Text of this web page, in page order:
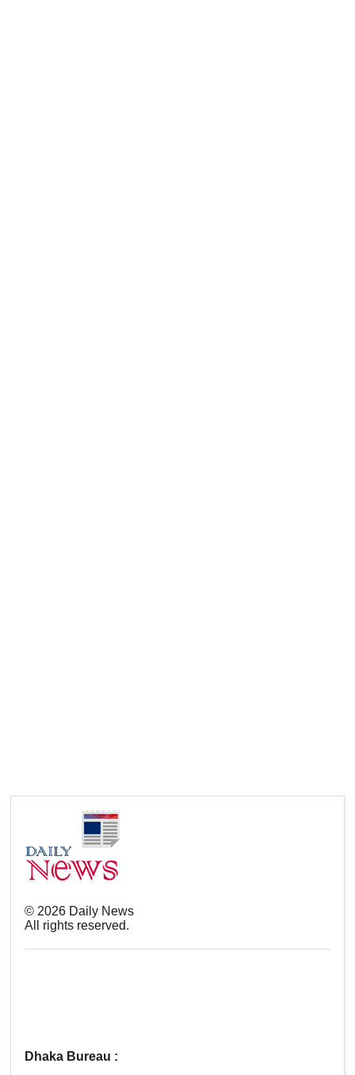
© 2026 Daily News
All rights reserved.
Dhaka Bureau :